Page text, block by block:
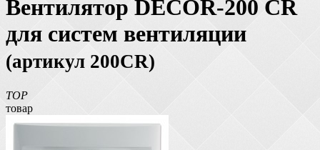
Вентилятор DECOR-200 СR
для систем вентиляции
(артикул 200CR)
TOP
товар